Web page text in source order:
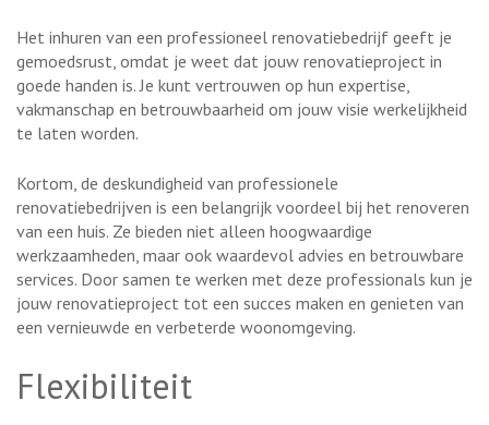
Het inhuren van een professioneel renovatiebedrijf geeft je
gemoedsrust, omdat je weet dat jouw renovatieproject in
goede handen is. Je kunt vertrouwen op hun expertise,
vakmanschap en betrouwbaarheid om jouw visie werkelijkheid
te laten worden.
Kortom, de deskundigheid van professionele
renovatiebedrijven is een belangrijk voordeel bij het renoveren
van een huis. Ze bieden niet alleen hoogwaardige
werkzaamheden, maar ook waardevol advies en betrouwbare
services. Door samen te werken met deze professionals kun je
jouw renovatieproject tot een succes maken en genieten van
een vernieuwde en verbeterde woonomgeving.
Flexibiliteit